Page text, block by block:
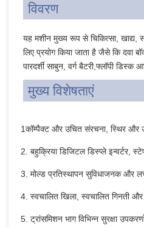
विवरण
यह मशीन मुख्य रूप से चिकित्सा, खाद्य,
लिए प्रयोग किया जाता है जैसे कि दवा
पारदर्शी साबुन, वर्ग बैटरी,फ्लॉपी
मुख्य विशेषताएं
1कॉम्पैक्ट और उचित संरचना, स्थिर
2. बहुक्रिया डिजिटल डिस्प्ले इन्वर्टर,
3. मोल्ड प्रतिस्थापन सुविधाजनक और
4. स्वचालित खिला, स्वचालित गिनती
5. ट्रांसमिशन भाग विभिन्न सुरक्षा